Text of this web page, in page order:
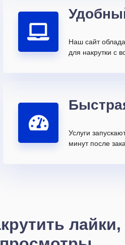
Наш сайт
для накрутки с
Услуги
минут после
лайки,